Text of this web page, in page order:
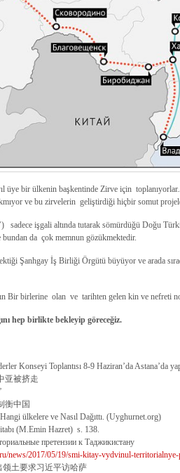
üye bir ülkenin başkentinde Zirve için
ve bu zirvelerin geliştirdiği hiçbir somut
sadece işgali altında tutarak sömürdüğü Doğu
da çok memnun gözükmektedir.
Şanhgay İş Birliği Örgütü büyüyor ve arada
Bir birlerine olan ve tarihten gelen kin ve nefreti
hep birlikte bekleyip göreceğiz.
Konseyi Toplantısı 8-9 Haziran’da Astana’da
亚被挤走
衡中国
ülkelere ve Nasıl Dağıttı. (Uyghurnet.org)
(M.Emin Hazret) s. 138.
претензии к Таджикистану
news/2017/05/19/smi-kitay-vydvinul-
土要求习近平访哈萨